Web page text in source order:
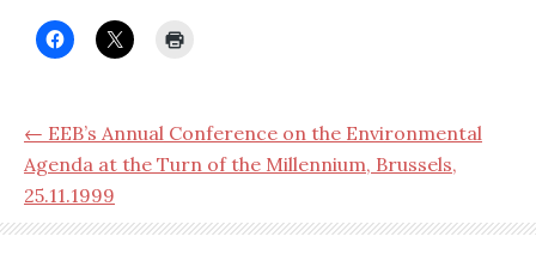
← EEB’s Annual Conference on the Environmental
Agenda at the Turn of the Millennium, Brussels,
25.11.1999